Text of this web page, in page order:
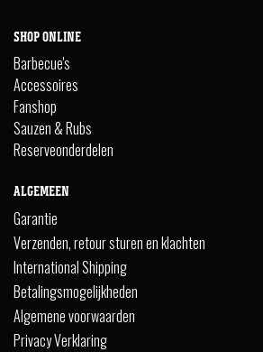
SHOP ONLINE
Barbecue's
Accessoires
Fanshop
Sauzen & Rubs
Reserveonderdelen
ALGEMEEN
Garantie
Verzenden, retour sturen en klachten
International Shipping
Betalingsmogelijkheden
Algemene voorwaarden
Privacy Verklaring